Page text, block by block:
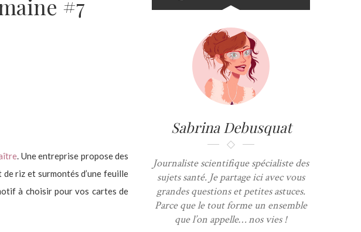
#7
. Une entreprise propose des
riz et surmontés d’une feuille
à choisir pour vos cartes de
Sabrina Debusquat
Journaliste scientifique spécialiste des
sujets santé. Je partage ici avec vous
grandes questions et petites astuces.
Parce que le tout forme un ensemble
que l’on appelle… nos vies !